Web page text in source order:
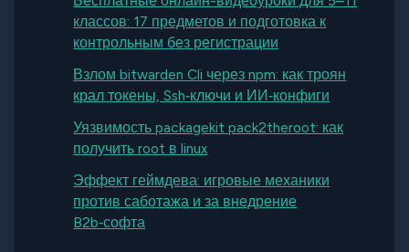
классов: 17 предметов и подготовка к
контрольным без регистрации
Взлом bitwarden Cli через npm: как троян
крал токены, Ssh‑ключи и ИИ‑конфиги
Уязвимость packagekit pack2theroot: как
получить root в linux
Эффект геймдева: игровые механики
против саботажа и за внедрение
B2b‑софта